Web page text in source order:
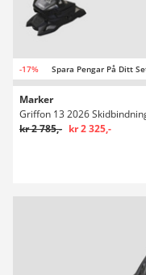
-17% Spara Pengar På Ditt
Marker
Griffon 13 2026
kr 2 785,- kr 2 325,-